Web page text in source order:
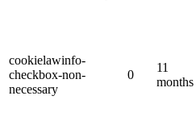
cookielawinfo-
checkbox-non-
necessary
0
11
months